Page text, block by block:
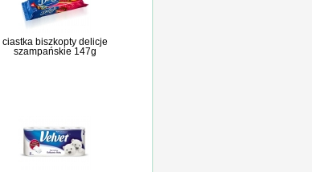
ciastka biszkopty delicje
szampańskie 147g